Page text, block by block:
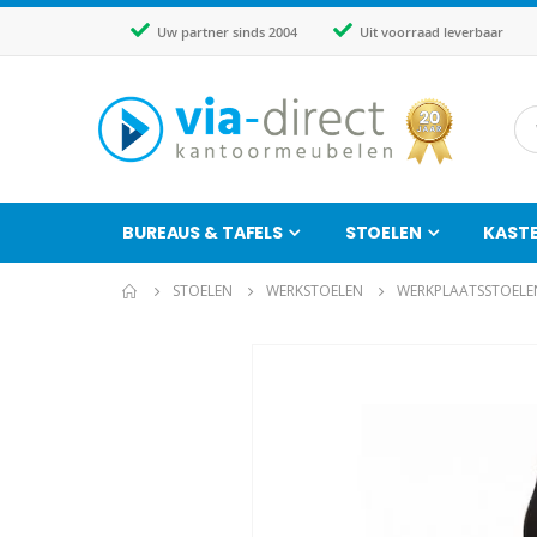
Uw partner sinds 2004 Uit voorraad leverbaar
BUREAUS & TAFELS STOELEN
STOELEN WERKSTOELEN